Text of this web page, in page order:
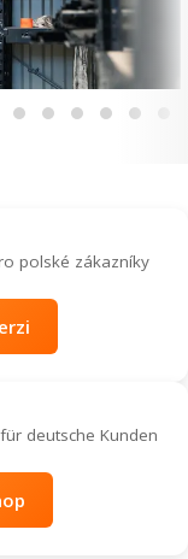
polské zákazníky
deutsche Kunden